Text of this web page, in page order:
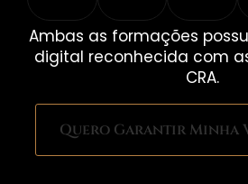
Ambas as formações
digital reconhecida com
CRA.
Quero Garantir Minha